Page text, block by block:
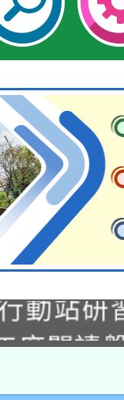
第2次
(無人
動站研
度閱讀